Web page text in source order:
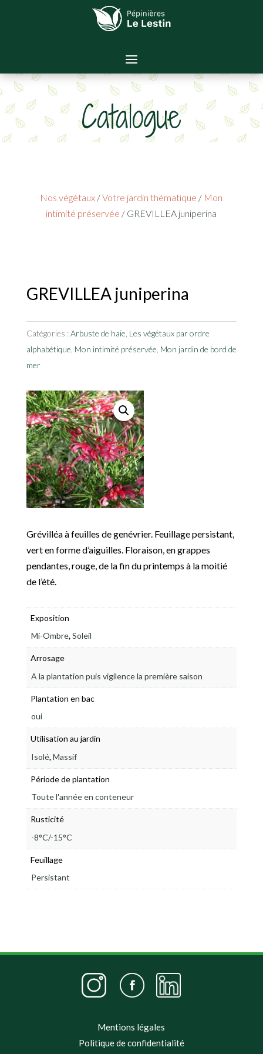
Catalogue
Nos végétaux /Votre jardin thématique / Mon
intimité préservée / GREVILLEA juniperina
GREVILLEA juniperina
Catégories :Arbuste de haie Les végétaux par ordre
alphabétique Mon intimité préservée Mon jardin de bord de
mer
Grévilléa à feuilles de genévrier. Feuillage persistant,
vert en forme d’aiguilles. Floraison, en grappes
pendantes, rouge, de la fin du printemps à la moitié
de l’été.
Exposition
Mi-Ombre,Soleil
Arrosage
A la plantation puis vigilence la première saison
Plantation en bac
oui
Utilisation au jardin
Isolé, Massif
Période de plantation
Toute l'année en conteneur
Rusticité
-8°C/-15°C
Feuillage
Persistant
Mentions légales
Politique de confidentialité